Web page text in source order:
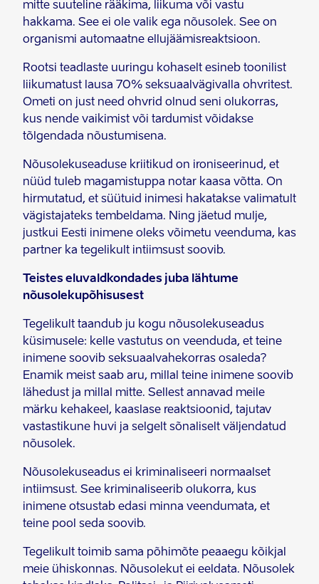
mitte suuteline rääkima, liikuma või vastu
hakkama. See ei ole valik ega nõusolek. See on
organismi automaatne ellujäämisreaktsioon.
Rootsi teadlaste uuringu kohaselt esineb toonilist
liikumatust lausa 70% seksuaalvägivalla ohvritest.
Ometi on just need ohvrid olnud seni olukorras,
kus nende vaikimist või tardumist võidakse
tõlgendada nõustumisena.
Nõusolekuseaduse kriitikud on ironiseerinud, et
nüüd tuleb magamistuppa notar kaasa võtta. On
hirmutatud, et süütuid inimesi hakatakse valimatult
vägistajateks tembeldama. Ning jäetud mulje,
justkui Eesti inimene oleks võimetu veenduma, kas
partner ka tegelikult intiimsust soovib.
Teistes eluvaldkondades juba lähtume
nõusolekupõhisusest
Tegelikult taandub ju kogu nõusolekuseadus
küsimusele: kelle vastutus on veenduda, et teine
inimene soovib seksuaalvahekorras osaleda?
Enamik meist saab aru, millal teine inimene soovib
lähedust ja millal mitte. Sellest annavad meile
märku kehakeel, kaaslase reaktsioonid, tajutav
vastastikune huvi ja selgelt sõnaliselt väljendatud
nõusolek.
Nõusolekuseadus ei kriminaliseeri normaalset
intiimsust. See kriminaliseerib olukorra, kus
inimene otsustab edasi minna veendumata, et
teine pool seda soovib.
Tegelikult toimib sama põhimõte peaaegu kõikjal
meie ühiskonnas. Nõusolekut ei eeldata. Nõusolek